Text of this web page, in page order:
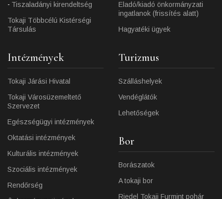
Tiszaladányi kirendeltség
Tokaji Többcélú Kistérségi
Társulás
Eladó/kiadó önkormányzati
ingatlanok (frissítés alatt)
Hagyatéki ügyek
Intézmények
Tokaji Járási Hivatal
Tokaji Városüzemeltető
Szervezet
Egészségügyi intézmények
Oktatási intézmények
Kulturális intézmények
Szociális intézmények
Rendőrség
Turizmus
Szálláshelyek
Vendéglátók
Lehetőségek
Bor
Borászatok
A tokaji bor
Riedel Tokaji Furmint pohár